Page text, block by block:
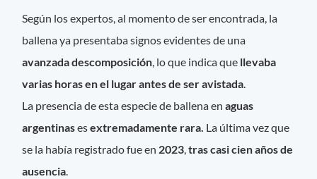
Según los expertos, al momento de ser encontrada, la
ballena ya presentaba signos evidentes de una
avanzada descomposición, lo que indica que llevaba
varias horas en el lugar antes de ser avistada.
La presencia de esta especie de ballena enaguas
argentinasesextremadamente rara. La última vez que
se la había registrado fue en 2023,tras casi cien años de
ausencia.